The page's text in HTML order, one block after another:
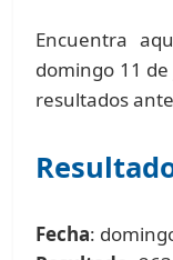
Encuentra
domingo 11
resultados
Fecha: